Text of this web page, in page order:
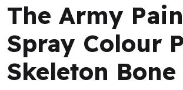
The Army
Spray Colour
Skeleton Bone